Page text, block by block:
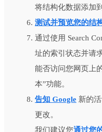
将结构化数据添加
测试并预览您的结
通过使用 Search
址的索引状态并请
能否访问您网页上
本”功能。
告知 Google 新的
更改。
我们建议您通过您